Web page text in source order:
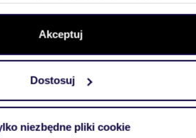
plików cookie możesz zmienić
dowolnej chwili.
społecznościowe i analizować ruch w
tym, jak korzystasz z naszej witryny,
mogą połączyć te informacje z
Akceptuj
Dostosuj
niezbędne pliki cookie